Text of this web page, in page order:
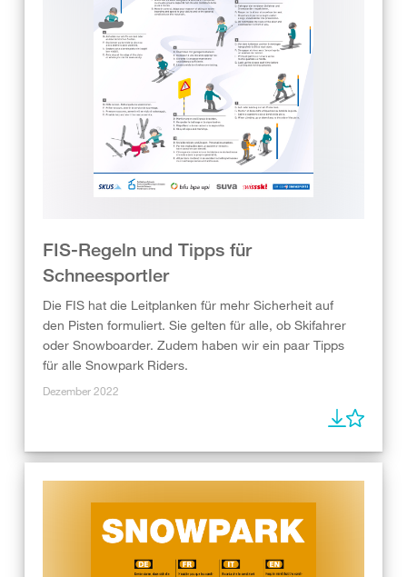
FIS-Regeln und Tipps für
Schneesportler
Die FIS hat die Leitplanken für mehr Sicherheit auf
den Pisten formuliert. Sie gelten für alle, ob Skifahrer
oder Snowboarder. Zudem haben wir ein paar Tipps
für alle Snowpark Riders.
Dezember 2022